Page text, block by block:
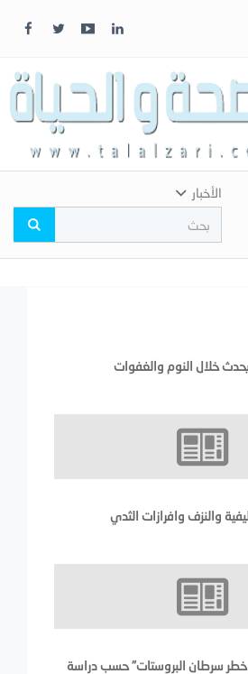
الأخبار
خلال النوم والغفوات
والنزف وافرازات الثدي
سرطان البروستات" حسب دراسة